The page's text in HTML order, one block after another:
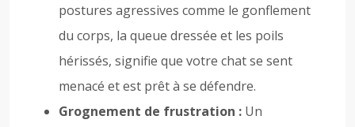
postures agressives comme le gonflement
du corps, la queue dressée et les poils
hérissés, signifie que votre chat se sent
menacé et est prêt à se défendre.
Grognement de frustration : Un